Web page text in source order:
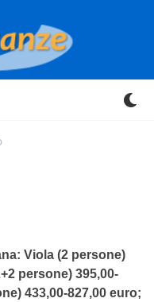
Viola (2 persone)
persone) 395,00-
433,00-827,00 euro;